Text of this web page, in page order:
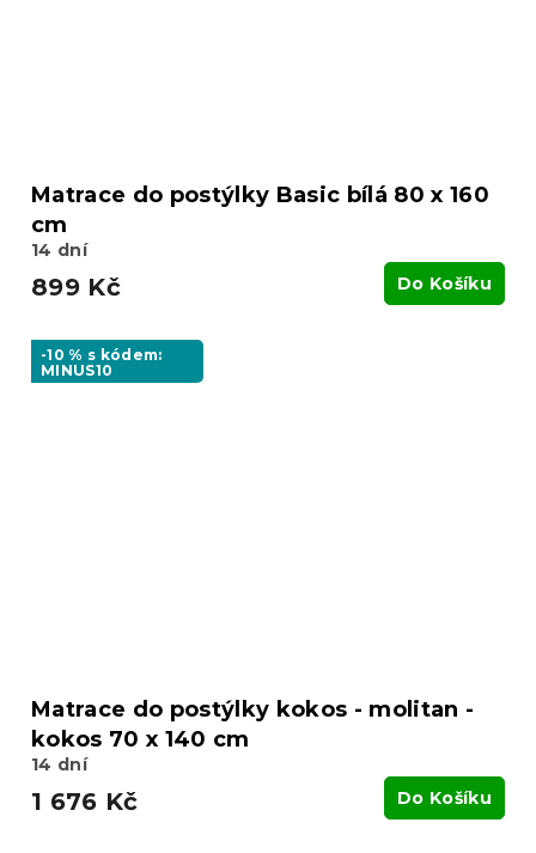
Matrace do postýlky Basic bílá 80 x 160
cm
14 dní
899 Kč Do Košíku
-10 % s kódem:
MINUS10
Matrace do postýlky kokos - molitan -
kokos 70 x 140 cm
14 dní
1 676 Kč Do Košíku